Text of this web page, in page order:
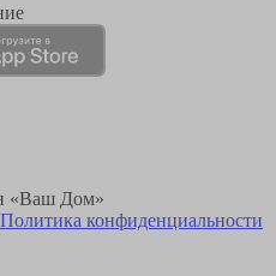
«Ваш Дом»
Политика конфиденциальности